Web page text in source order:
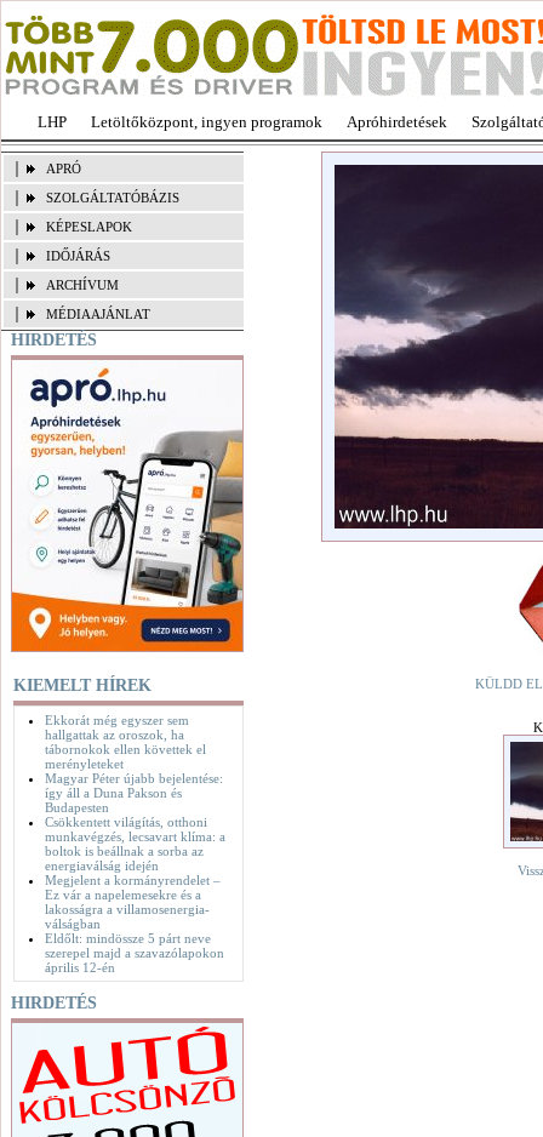
LHP Letöltőközpont, ingyen programok Apróhirdetések
APRÓ
SZOLGÁLTATÓBÁZIS
KÉPESLAPOK
IDŐJÁRÁS
ARCHÍVUM
MÉDIAAJÁNLAT
HIRDETÉS
KIEMELT HÍREK
Ekkorát még egyszer sem
hallgattak az oroszok, ha
tábornokok ellen követtek el
merényleteket
Magyar Péter újabb bejelentése:
így áll a Duna Pakson és
Budapesten
Csökkentett világítás, otthoni
munkavégzés, lecsavart klíma: a
boltok is beállnak a sorba az
energiaválság idején
Megjelent a kormányrendelet –
Ez vár a napelemesekre és a
lakosságra a villamosenergia-
válságban
Eldőlt: mindössze 5 párt neve
szerepel majd a szavazólapokon
április 12-én
HIRDETÉS
KÜLDD